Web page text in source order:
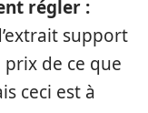
régler :
support
de ce que
ceci est à